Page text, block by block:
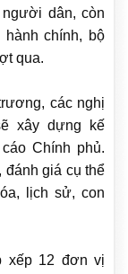
dân, còn
chính, bộ
qua.
các nghị
xây dựng kế
Chính phủ.
đánh giá cụ thể
lịch sử, con
xếp 12 đơn vị